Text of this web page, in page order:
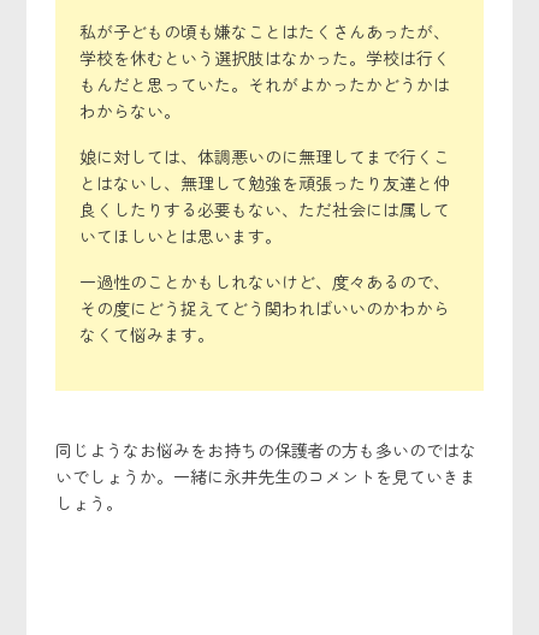
私が子どもの頃も嫌なことはたくさんあったが、
学校を休むという選択肢はなかった。学校は行く
もんだと思っていた。それがよかったかどうかは
わからない。
娘に対しては、体調悪いのに無理してまで行くこ
とはないし、無理して勉強を頑張ったり友達と仲
良くしたりする必要もない、ただ社会には属して
いてほしいとは思います。
一過性のことかもしれないけど、度々あるので、
その度にどう捉えてどう関わればいいのかわから
なくて悩みます。
同じようなお悩みをお持ちの保護者の方も多いのではな
いでしょうか。一緒に永井先生のコメントを見ていきま
しょう。